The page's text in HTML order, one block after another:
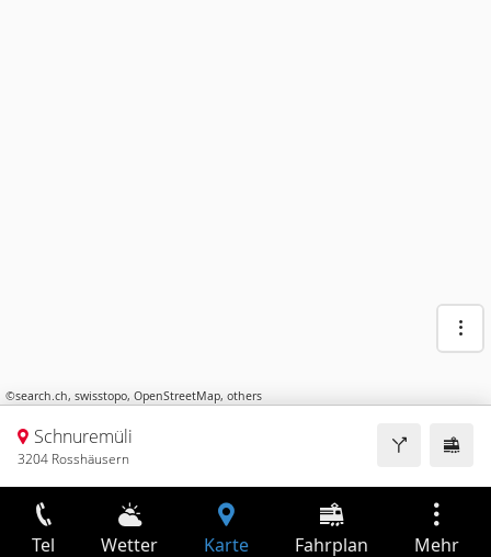
©search.ch, swisstopo, OpenStreetMap, others
Schnuremüli
3204 Rosshäusern
Tel Wetter Karte Fahrplan Mehr